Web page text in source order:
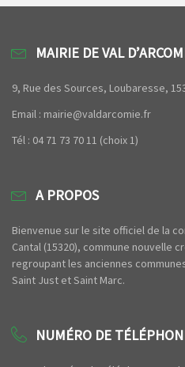
MAIRIE DE VAL
9, Rue des Sources, Loubaresse,
Email : mairie@valdarcomie.fr
Tél : 04 71 73 70 11 (choix 1)
A PROPOS
Bienvenue sur le site officiel de la
Cantal (15320), commune nouvelle
regroupant les anciennes
Saint Just et Saint Marc.
NUMÉRO DE